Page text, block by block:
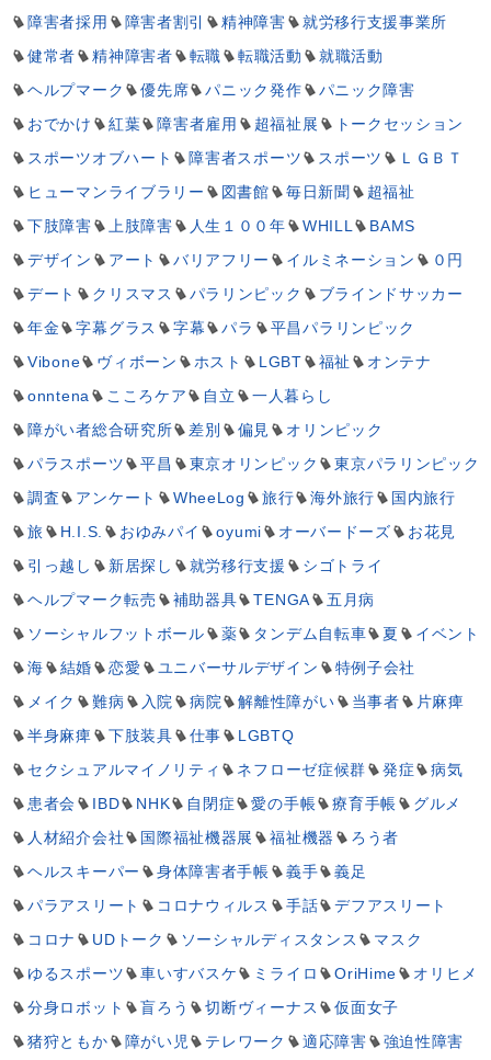
障害者採用
障害者割引 精神障害
就労移行支援事業所
健常者
精神障害者 転職 転職活動
就職活動
ヘルプマーク
優先席 パニック発作
パニック障害
おでかけ
紅葉 障害者雇用 超福祉展
トークセッション
スポーツオブハート
障害者スポーツ スポーツ
ＬＧＢＴ
ヒューマンライブラリー
図書館 毎日新聞
超福祉
下肢障害
上肢障害 人生１００年 WHILL
BAMS
デザイン
アート バリアフリー イルミネーション
０円
デート
クリスマス パラリンピック
ブラインドサッカー
年金
字幕グラス 字幕 パラ
平昌パラリンピック
Vibone
ヴィボーン ホスト LGBT 福祉
オンテナ
onntena
こころケア 自立
一人暮らし
障がい者総合研究所
差別 偏見
オリンピック
パラスポーツ
平昌 東京オリンピック
東京パラリンピック
調査
アンケート WheeLog 旅行 海外旅行
国内旅行
旅
H.I.S. おゆみパイ oyumi オーバードーズ
お花見
引っ越し
新居探し 就労移行支援
シゴトライ
ヘルプマーク転売
補助器具 TENGA
五月病
ソーシャルフットボール
薬 タンデム自転車 夏
イベント
海
結婚 恋愛 ユニバーサルデザイン
特例子会社
メイク
難病 入院 病院 解離性障がい 当事者
片麻痺
半身麻痺
下肢装具 仕事
LGBTQ
セクシュアルマイノリティ
ネフローゼ症候群 発症
病気
患者会
IBD NHK 自閉症 愛の手帳 療育手帳
グルメ
人材紹介会社
国際福祉機器展 福祉機器
ろう者
ヘルスキーパー
身体障害者手帳 義手
義足
パラアスリート
コロナウィルス 手話
デフアスリート
コロナ
UDトーク ソーシャルディスタンス
マスク
ゆるスポーツ
車いすバスケ ミライロ OriHime
オリヒメ
分身ロボット
盲ろう 切断ヴィーナス
仮面女子
猪狩ともか
障がい児 テレワーク 適応障害 強迫性障害